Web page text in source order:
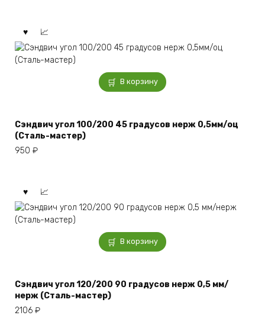
В корзину
Сэндвич угол 100/200 45 градусов нерж 0,5мм/оц
(Сталь-мастер)
950 ₽
В корзину
Сэндвич угол 120/200 90 градусов нерж 0,5 мм/
нерж (Сталь-мастер)
2106 ₽